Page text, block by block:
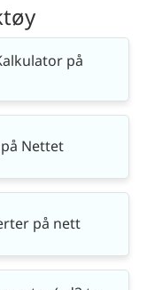
på
Nettet
på nett